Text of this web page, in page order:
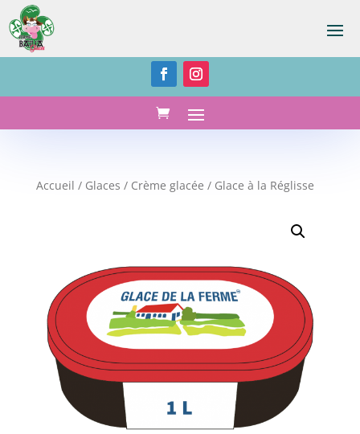
Accueil / Glaces / Crème glacée / Glace à la Réglisse